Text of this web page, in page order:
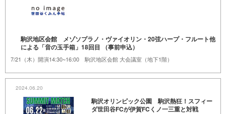
駒沢地区会館 メゾソプラノ・ヴァイオリン・20弦ハープ・フルート他
による「音の玉手箱」18回目 （事前申込）
7/21（木）開演14:30~16:00 駒沢地区会館 大会議室（地下1階）
2024.06.20
駒沢オリンピック公園 駒沢熱狂！スフィー
ダ世田谷FCが伊賀FCくノ一三重と対戦